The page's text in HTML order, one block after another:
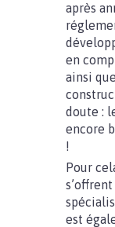
après
en
ainsi
doute :
encore
!
Pour
est